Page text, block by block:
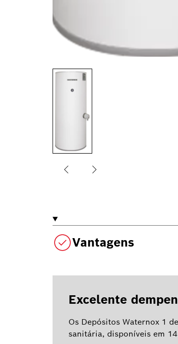
Vantagens
Excelente
Os Depósitos Waternox 1
sanitária, disponíveis em